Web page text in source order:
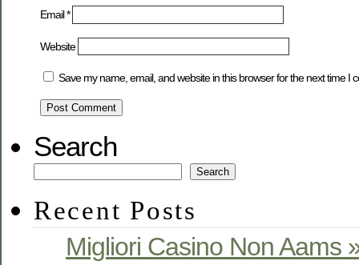
Email*
Website
Save my name, email, and website in this browser for the next time I
Search
Search
Recent Posts
Migliori Casino Non Aams